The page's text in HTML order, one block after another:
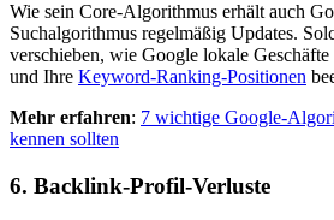
Wie sein Core-Algorithmus erhält auch
Suchalgorithmus regelmäßig Updates.
verschieben, wie Google lokale
und Ihre Keyword-Ranking-Positionen
Mehr erfahren: 7 wichtige Google-
kennen sollten
6. Backlink-Profil-Verluste